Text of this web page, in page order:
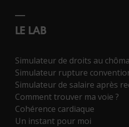
LE LAB
Simulateur de droits au
Simulateur rupture
Simulateur de salaire après
Comment trouver ma voie ?
Cohérence cardiaque
Un instant pour moi